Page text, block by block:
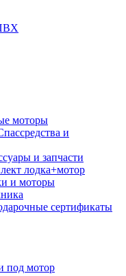
моторы
и
и запчасти
лодка+мотор
и моторы
сертификаты
под мотор